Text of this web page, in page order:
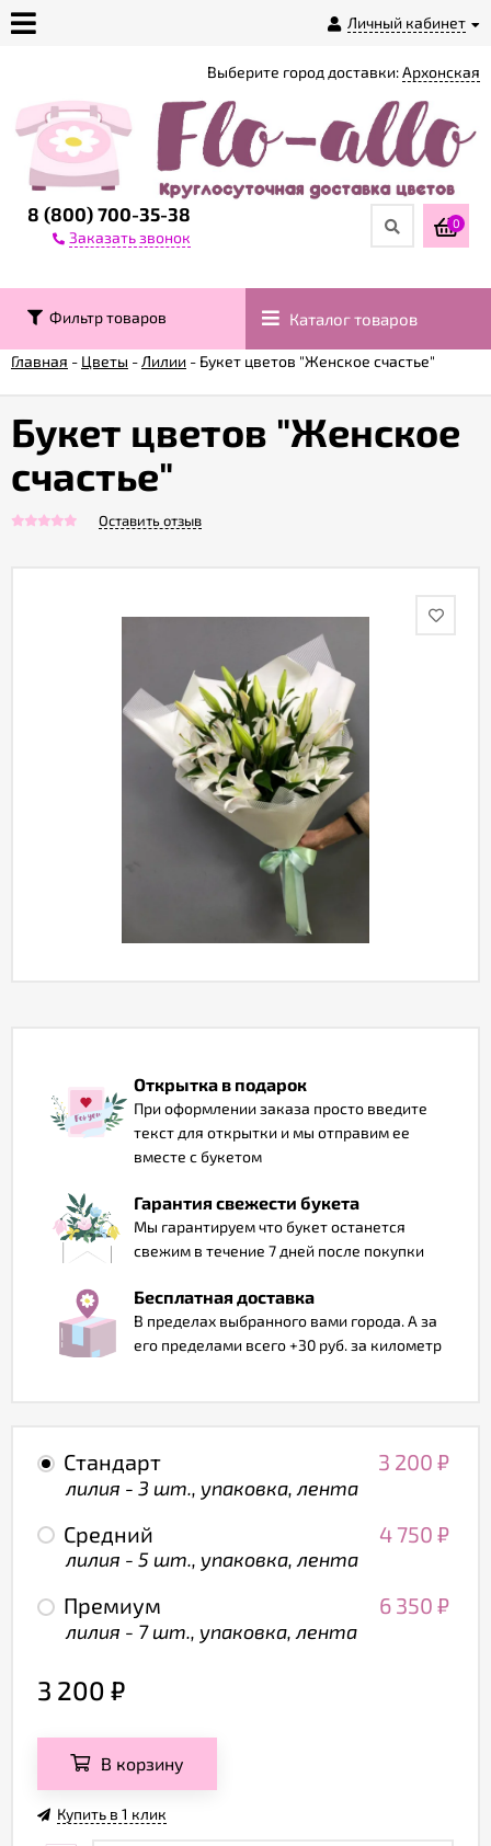
Личный кабинет
магазине
Доставка
Контакты
Гарантии
8 (800) 700-35-38
Заказать звонок
Выберите город доставки:Архонская
0
Фильтр товаров Каталог товаров
Главная - Цветы -Лилии - Букет цветов "Женское счастье"
Букет цветов "Женское
счастье"
Оставить отзыв
Открытка в подарок
При оформлении заказа просто введите
текст для открытки и мы отправим ее
вместе с букетом
Гарантия свежести букета
Мы гарантируем что букет останется
свежим в течение 7 дней после покупки
Бесплатная доставка
В пределах выбранного вами города. А за
его пределами всего +30 руб. за километр
Стандарт 3 200 ₽
лилия - 3 шт., упаковка, лента
Средний 4 750 ₽
лилия - 5 шт., упаковка, лента
Премиум 6 350 ₽
лилия - 7 шт., упаковка, лента
3 200 ₽
В корзину
Купить в 1 клик